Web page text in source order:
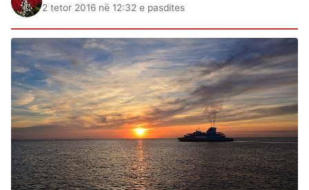
2 tetor 2016 në 12:32 e pasdites